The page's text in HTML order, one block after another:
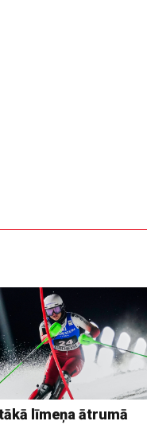
līmeņa ātrumā